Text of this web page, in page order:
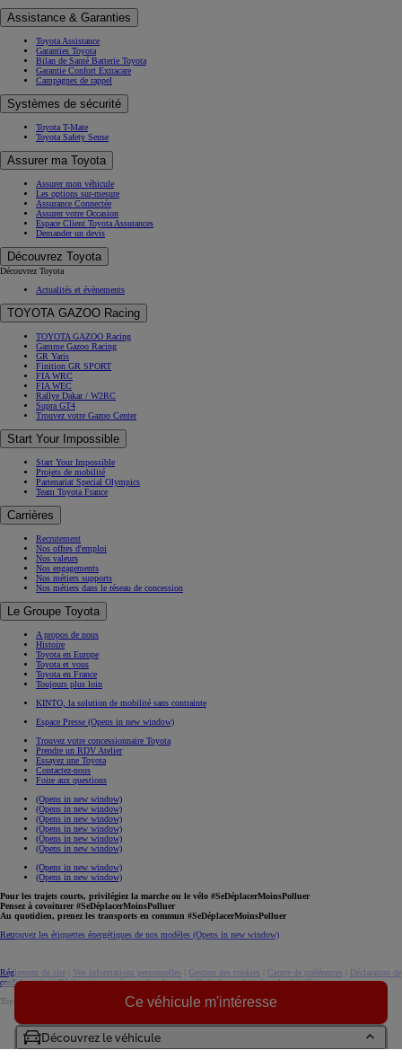
Ce véhicule m'intéresse
Découvrez le véhicule
Assistance & Garanties
Toyota Assistance
Garanties Toyota
Bilan de Santé Batterie Toyota
Garantie Confort Extracare
Campagnes de rappel
Systèmes de sécurité
Toyota T-Mate
Toyota Safety Sense
Assurer ma Toyota
Assurer mon véhicule
Les options sur-mesure
Assurance Connectée
Assurer votre Occasion
Espace Client Toyota Assurances
Demander un devis
Découvrez Toyota
Découvrez Toyota
Actualités et évènements
TOYOTA GAZOO Racing
TOYOTA GAZOO Racing
Gamme Gazoo Racing
GR Yaris
Finition GR SPORT
FIA WRC
FIA WEC
Rallye Dakar / W2RC
Supra GT4
Trouvez votre Gazoo Center
Start Your Impossible
Start Your Impossible
Projets de mobilité
Partenariat Special Olympics
Team Toyota France
Carrières
Recrutement
Nos offres d'emploi
Nos valeurs
Nos engagements
Nos métiers supports
Nos métiers dans le réseau de concession
Le Groupe Toyota
A propos de nous
Histoire
Toyota en Europe
Toyota et vous
Toyota en France
Toujours plus loin
KINTO, la solution de mobilité sans contrainte
Espace Presse (Opens in new window)
Trouvez votre concessionnaire Toyota
Prendre un RDV Atelier
Essayez une Toyota
Contactez-nous
Foire aux questions
(Opens in new window)
(Opens in new window)
(Opens in new window)
(Opens in new window)
(Opens in new window)
(Opens in new window)
(Opens in new window)
(Opens in new window)
Pour les trajets courts, privilégiez la marche ou le vélo #SeDéplacerMoinsPolluer
Pensez à covoiturer #SeDéplacerMoinsPolluer
Au quotidien, prenez les transports en commun #SeDéplacerMoinsPolluer
Retrouvez les étiquettes énergétiques de nos modèles (Opens in new window)
Réglement du site Vos informations personnelles Gestion des cookies Centre de préférences
Déclaration de
confidentialité|Règlement européen sur les données|Code de conduitedownload (pdf(
Toyota. Tous droits réservés. © 2026
Accessibilité : non conforme